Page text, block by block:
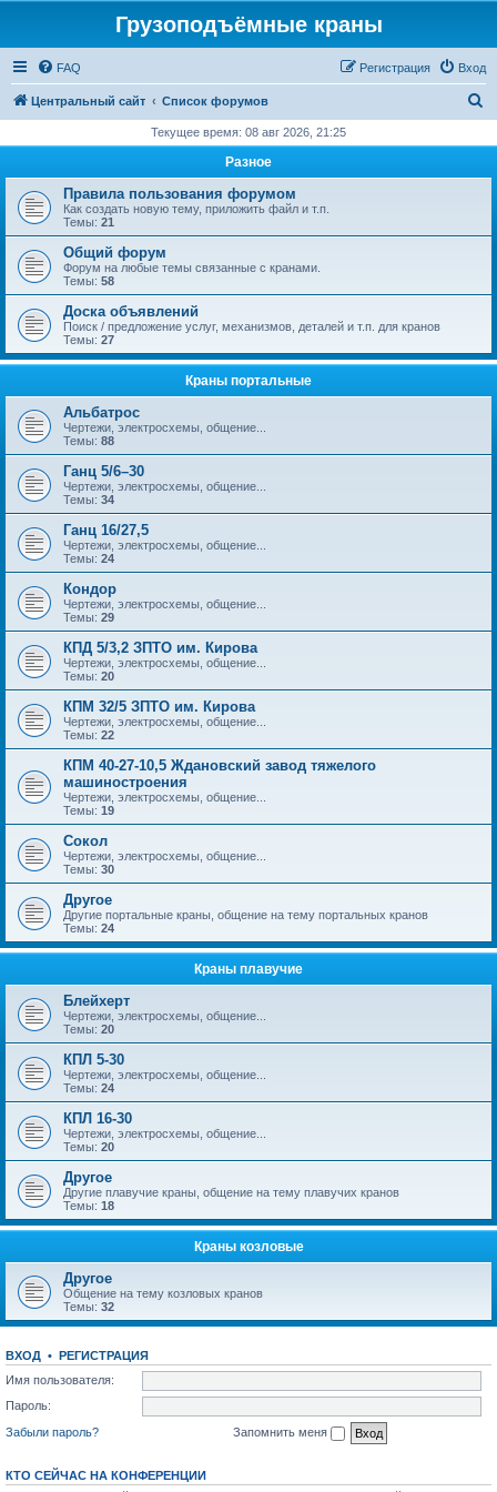
Грузоподъёмные краны
FAQ Вход
Регистрация
Центральный сайт Список форумов
с
Текущее время: 08 авг 2026, 21:25
Разное
Правила пользования форумом
Как создать новую тему, приложить файл и т.п.
Темы: 21
Общий форум
Форум на любые темы связанные с кранами.
Темы: 58
Доска объявлений
Поиск / предложение услуг, механизмов, деталей и т.п. для кранов
Темы: 27
Краны портальные
Альбатрос
Чертежи, электросхемы, общение...
Темы: 88
Ганц 5/6–30
Чертежи, электросхемы, общение...
Темы: 34
Ганц 16/27,5
Чертежи, электросхемы, общение...
Темы: 24
Кондор
Чертежи, электросхемы, общение...
Темы: 29
КПД 5/3,2 ЗПТО им. Кирова
Чертежи, электросхемы, общение...
Темы: 20
КПМ 32/5 ЗПТО им. Кирова
Чертежи, электросхемы, общение...
Темы: 22
КПМ 40-27-10,5 Ждановский завод тяжелого
машиностроения
Чертежи, электросхемы, общение...
Темы: 19
Сокол
Чертежи, электросхемы, общение...
Темы: 30
Другое
Другие портальные краны, общение на тему портальных кранов
Темы: 24
Краны плавучие
Блейхерт
Чертежи, электросхемы, общение...
Темы: 20
КПЛ 5-30
Чертежи, электросхемы, общение...
Темы: 24
КПЛ 16-30
Чертежи, электросхемы, общение...
Темы: 20
Другое
Другие плавучие краны, общение на тему плавучих кранов
Темы: 18
Краны козловые
Другое
Общение на тему козловых кранов
Темы: 32
ВХОД • РЕГИСТРАЦИЯ
Имя пользователя:
Пароль:
Забыли пароль?
Запомнить меня
КТО СЕЙЧАС НА КОНФЕРЕНЦИИ